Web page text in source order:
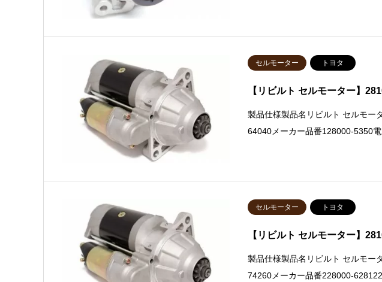
セルモーター トヨタ
【リビルト セルモーター】
製品仕様製品名リビルト セルモー
64040メーカー品番128000-5350
セルモーター トヨタ
【リビルト セルモーター】
製品仕様製品名リビルト セルモー
74260メーカー品番228000-